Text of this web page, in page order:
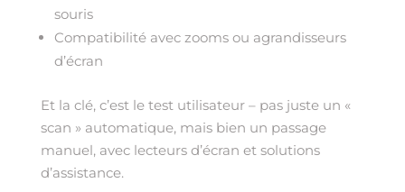
souris
Compatibilité avec zooms ou agrandisseurs
d’écran
Et la clé, c’est le test utilisateur – pas juste un «
scan » automatique, mais bien un passage
manuel, avec lecteurs d’écran et solutions
d’assistance.